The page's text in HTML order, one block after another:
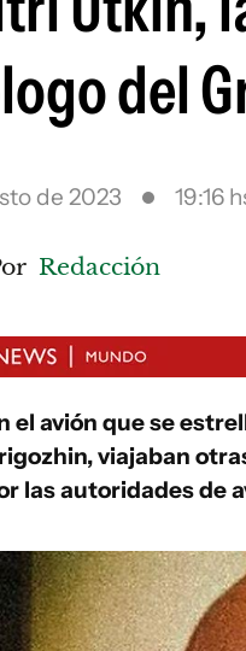
del
de 2023 19:16
Redacción
el avión que se
viajaban
las autoridades de